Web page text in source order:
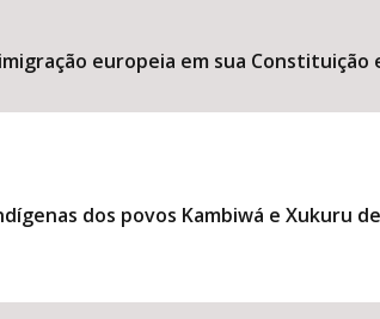
europeia em sua Constituição
dos povos Kambiwá e Xukuru